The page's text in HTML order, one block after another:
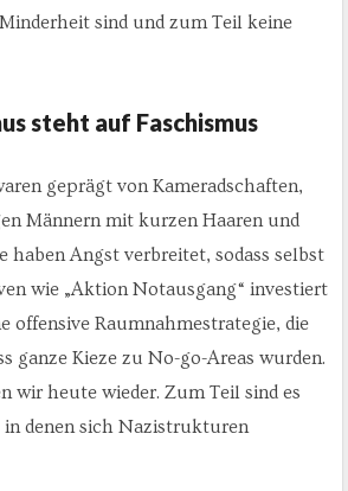
sind und zum Teil keine
steht auf Faschismus
geprägt von Kameradschaften,
Männern mit kurzen Haaren und
haben Angst verbreitet, sodass selbst
wie „Aktion Notausgang“ investiert
offensive Raumnahmestrategie, die
ganze Kieze zu No-go-Areas wurden.
wir heute wieder. Zum Teil sind es
in denen sich Nazistrukturen